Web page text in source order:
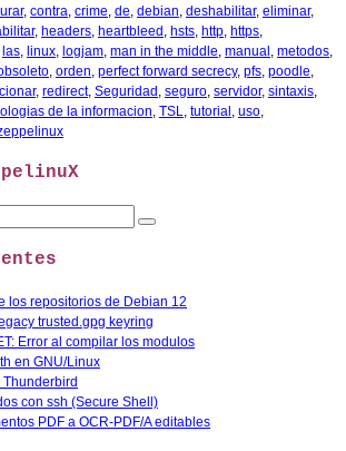
, contra crime de debian deshabilitar, eliminar,
, headers heartbleed hsts http https
las linux logjam man in the middle manual metodos
orden perfect forward secrecy, pfs poodle
, redirect, Seguridad seguro servidor, sintaxis
de la informacion TSL tutorial uso
los repositorios de Debian 12
trusted.gpg keyring
Error al compilar los modulos
en GNU/Linux
con ssh (Secure Shell)
PDF a OCR-PDF/A editables